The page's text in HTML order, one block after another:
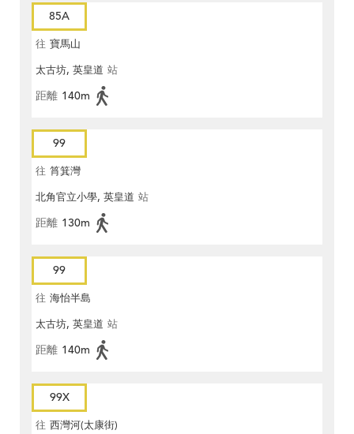
85A
往 寶馬山
太古坊, 英皇道 站
距離 140m
99
往 筲箕灣
北角官立小學, 英皇道 站
距離 130m
99
往 海怡半島
太古坊, 英皇道 站
距離 140m
99X
往 西灣河(太康街)